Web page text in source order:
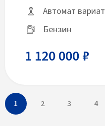
Автомат
Бензин
1 120 000 ₽
1 2 3 4